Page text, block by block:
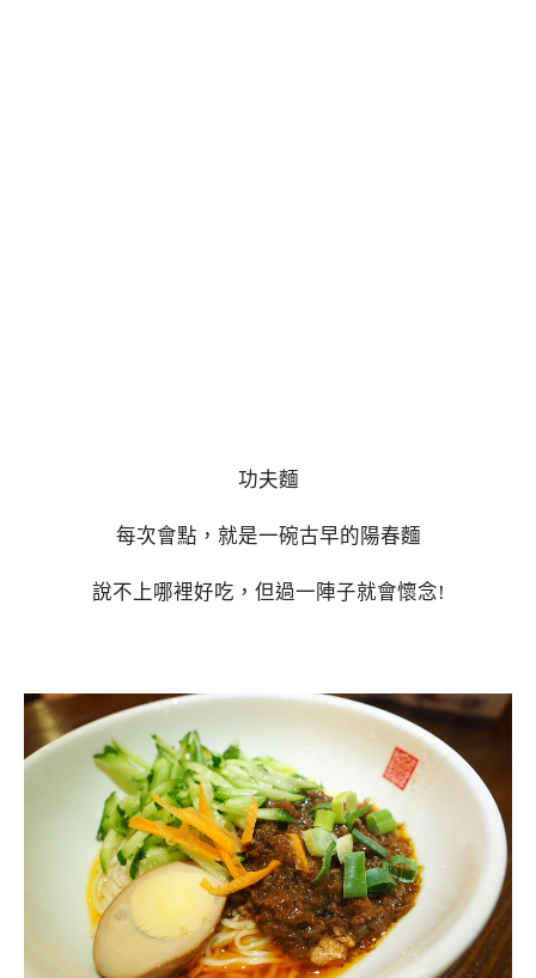
功夫麵
每次會點，就是一碗古早的陽春麵
說不上哪裡好吃，但過一陣子就會懷念!